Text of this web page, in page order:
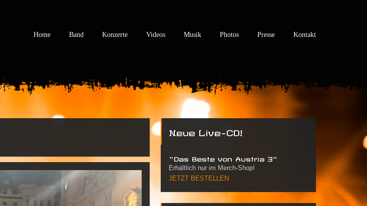
Home Band Konzerte Videos Musik Photos Presse Kontakt
Neue Live-CD!
"Das Beste von Austria 3"
Erhältlich nur im Merch-Shop!
JETZT BESTELLEN